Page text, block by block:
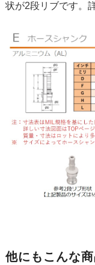
状が2段リブです。
他にもこんな